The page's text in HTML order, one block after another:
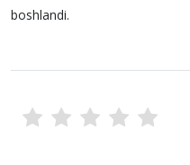
boshlandi.